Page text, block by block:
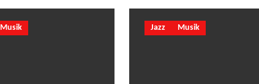
Musik Jazz Musik